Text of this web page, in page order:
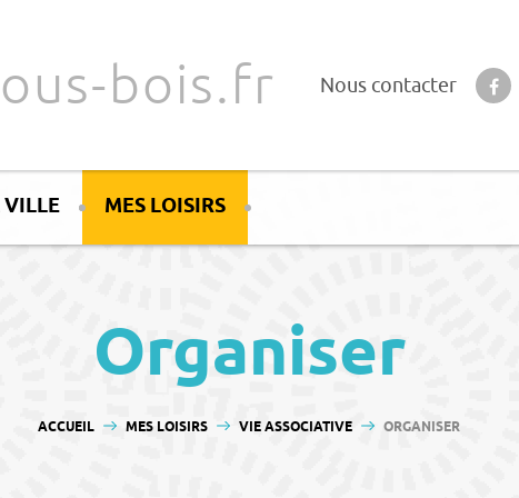
bois.fr Nous contacter
MES LOISIRS
Organiser
VOUS ÊTES ICI :
ACCUEIL MES LOISIRS VIE ASSOCIATIVE ORGANISER